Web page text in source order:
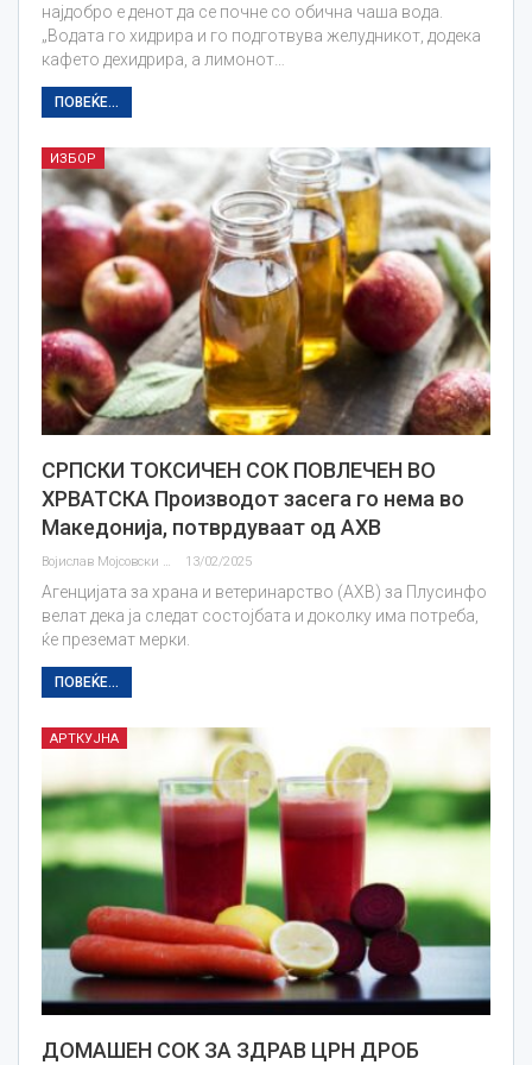
најдобро е денот да се почне со обична чаша вода.
„Водата го хидрира и го подготвува желудникот, додека
кафето дехидрира, а лимонот…
ПОВЕЌЕ...
ИЗБОР
СРПСКИ ТОКСИЧЕН СОК ПОВЛЕЧЕН ВО
ХРВАТСКА Производот засега го нема во
Македонија, потврдуваат од АХВ
Војислав Мојсовски 13/02/2025
Агенцијата за храна и ветеринарство (АХВ) за Плусинфо
велат дека ја следат состојбата и доколку има потреба,
ќе преземат мерки.
ПОВЕЌЕ...
АРТКУЈНА
ДОМАШЕН СОК ЗА ЗДРАВ ЦРН ДРОБ